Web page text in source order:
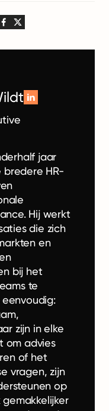
jaar
bredere HR-
Hij werkt
die zich
en
bij het
te
eenvoudig:
zijn in elke
om advies
of het
vragen, zijn
op